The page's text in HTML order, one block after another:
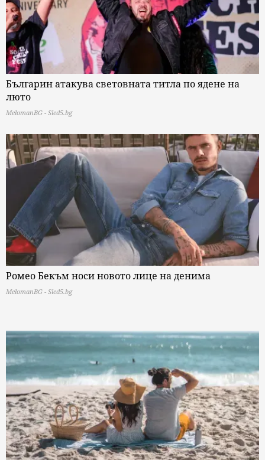
Българин атакува световната титла по ядене на
люто
MelomanBG - Sled5.bg
Ромео Бекъм носи новото лице на денима
MelomanBG - Sled5.bg